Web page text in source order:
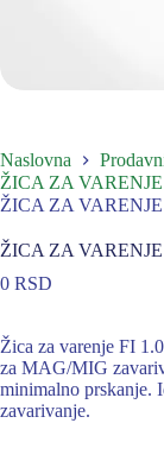
Naslovna
ŽICA ZA VARENJE
ŽICA ZA
ŽICA ZA
0 RSD
Žica za varenje FI
za MAG/MIG
minimalno prskanje.
zavarivanje.